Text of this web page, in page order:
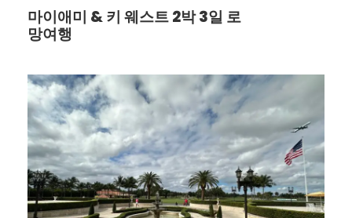
브리켈 다운타운
키비즈케인 야경포인트
다섯째날
1. 미동부에서 가장 볼거리 먹거리가 많은 스펙타클한
100킬로 A1A 강변드라이브.
2.Sunny Isles Beach “억만장자들의 해변”, 세계적
마이애미 & 키 웨스트 2박 3일 로
망여행